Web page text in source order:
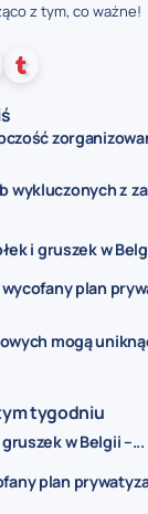
z tym, co ważne!
wykluczonych z
i gruszek w
wycofany plan
mogą
tygodniu
w Belgii –...
plan